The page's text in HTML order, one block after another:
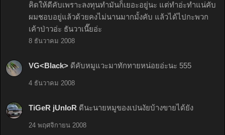
คิดให้ดีคับเพราะลงทุนทำมันก็เยอะอยู่นะ แต่ทำอ่ะทำแน่คับ
ผมชอบอยู่แล้วด้วยคงไม่นานมากมั้งคับ แล้วได้ไปกะพวก
เค้าป่าวอ่ะ ธันวาเนี๊ยอ่ะ
8 ธันวาคม 2008
VG<Black> ดีคับหมูแวะมาทักทายหน่อยอ่ะนะ 555
4 ธันวาคม 2008
TiGeR jUnIoR ดีนะนายหมูของเปนงัยบ้างขายได้ยัง
24 พฤศจิกายน 2008